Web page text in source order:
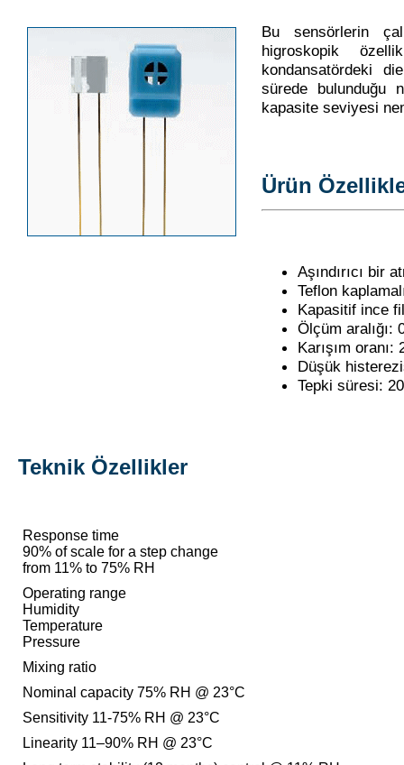
Bu sensörlerin
higroskopik
kondansatördeki
sürede bulunduğu
kapasite seviyesi
Ürün
Aşındırıcı bir
Teflon
Kapasitif ince
Ölçüm aralığı:
Karışım
Düşük
Tepki süresi:
Teknik Özellikler
Response time
90% of scale for a step change
from 11% to 75% RH
Operating range
Humidity
Temperature
Pressure
Mixing ratio
Nominal capacity 75% RH @ 23°C
Sensitivity 11-75% RH @ 23°C
Linearity 11–90% RH @ 23°C